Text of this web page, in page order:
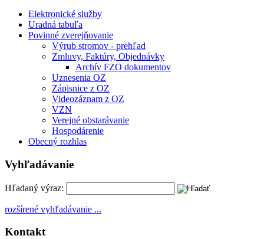
Elektronické služby
Uradná tabuľa
Povinné zverejňovanie
Výrub stromov - prehľad
Zmluvy, Faktúry, Objednávky
Archív FZO dokumentov
Uznesenia OZ
Zápisnice z OZ
Videozáznam z OZ
VZN
Verejné obstarávanie
Hospodárenie
Obecný rozhlas
Vyhľadávanie
Hľadaný výraz:
rozšírené vyhľadávanie ...
Kontakt